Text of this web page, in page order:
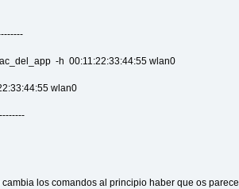
-h 00:11:22:33:44:55 wlan0
wlan0
los comandos al principio haber que os parece